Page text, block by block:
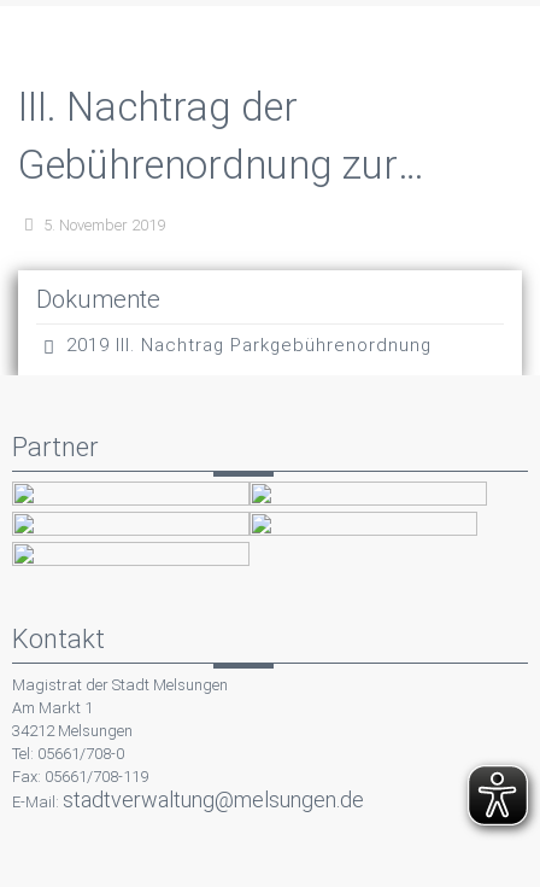
III. Nachtrag der
Gebührenordnung zur
Erhebung von Parkgebühren
5. November 2019
Dokumente
2019 III. Nachtrag Parkgebührenordnung
Partner
Kontakt
Magistrat der Stadt Melsungen
Am Markt 1
34212 Melsungen
Tel: 05661/708-0
Fax: 05661/708-119
E-Mail: stadtverwaltung@melsungen.de